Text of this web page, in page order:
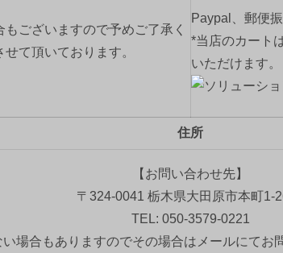
ございますので予めご了承く
て頂いております。
Paypal、郵便
*当店のカート
いただけます。
住所
【お問い合わせ先】
〒324-0041 栃木県大田原市本町1-
TEL: 050-3579-0221
場合もありますのでその場合はメールにてお